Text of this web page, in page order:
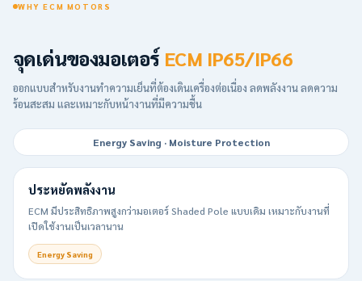
WHY ECM MOTORS
จุดเด่นของมอเตอร์ ECM IP65/IP66
ออกแบบสำหรับงานทำความเย็นที่ต้องเดินเครื่องต่อเนื่อง ลดพลังงาน ลดความ
ร้อนสะสม และเหมาะกับหน้างานที่มีความชื้น
Energy Saving · Moisture Protection
ประหยัดพลังงาน
ECM มีประสิทธิภาพสูงกว่ามอเตอร์ Shaded Pole แบบเดิม เหมาะกับงานที่
เปิดใช้งานเป็นเวลานาน
Energy Saving